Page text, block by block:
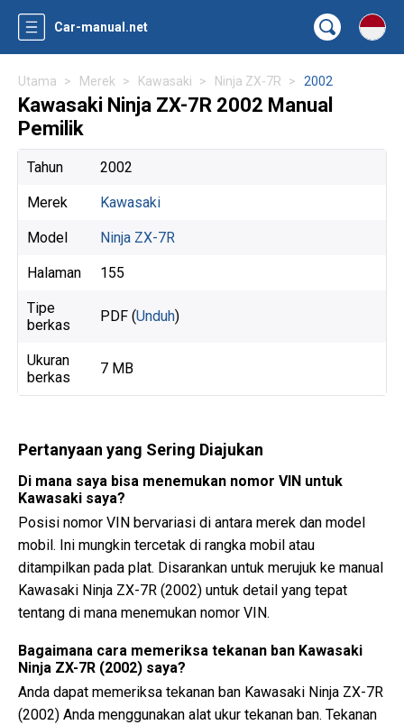
Car-manual.net
Utama Merek Kawasaki Ninja ZX-7R 2002
Kawasaki Ninja ZX-7R 2002 Manual
Pemilik
Tahun 2002
Merek Kawasaki
Model Ninja ZX-7R
Halaman 155
Tipe
berkas
PDF (Unduh)
Ukuran
berkas
7 MB
Pertanyaan yang Sering Diajukan
Di mana saya bisa menemukan nomor VIN untuk
Kawasaki saya?
Posisi nomor VIN bervariasi di antara merek dan model
mobil. Ini mungkin tercetak di rangka mobil atau
ditampilkan pada plat. Disarankan untuk merujuk ke manual
Kawasaki Ninja ZX-7R (2002) untuk detail yang tepat
tentang di mana menemukan nomor VIN.
Bagaimana cara memeriksa tekanan ban Kawasaki
Ninja ZX-7R (2002) saya?
Anda dapat memeriksa tekanan ban Kawasaki Ninja ZX-7R
(2002) Anda menggunakan alat ukur tekanan ban. Tekanan